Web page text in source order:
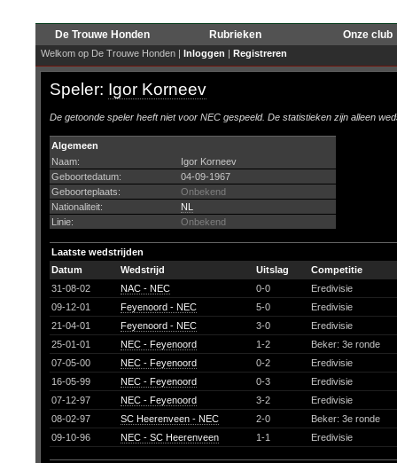
De Trouwe Honden Rubrieken Onze club
Welkom op De Trouwe Honden | Inloggen | Registreren
Speler: Igor Korneev
De getoonde speler heeft niet voor NEC gespeeld. De statistieken zijn alleen
Algemeen
Naam:
Igor Korneev
Geboortedatum:
04-09-1967
Geboorteplaats:
Onbekend
Nationaliteit:
NL
Linie:
Onbekend
Laatste wedstrijden
Datum
Wedstrijd Uitslag
Competitie
31-08-02
NAC - NEC 0-0
Eredivisie
09-12-01
Feyenoord - NEC 5-0
Eredivisie
21-04-01
Feyenoord - NEC 3-0
Eredivisie
25-01-01
NEC - Feyenoord 1-2
Beker: 3e ronde
07-05-00
NEC - Feyenoord 0-2
Eredivisie
16-05-99
NEC - Feyenoord 0-3
Eredivisie
07-12-97
NEC - Feyenoord 3-2
Eredivisie
08-02-97
SC Heerenveen - NEC 2-0
Beker: 3e ronde
09-10-96
NEC - SC Heerenveen 1-1 Eredivisie